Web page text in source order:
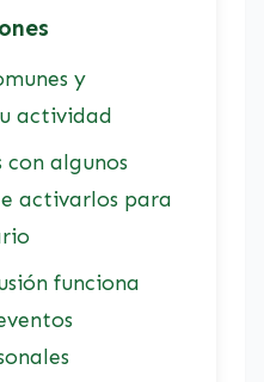
y
actividad
algunos
activarlos para
funciona